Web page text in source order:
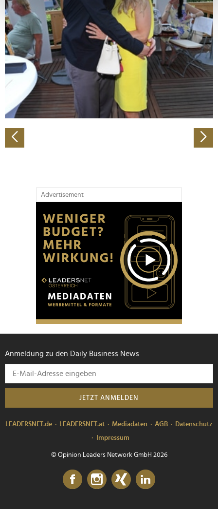
bestimmten Merkmalen (Fingerprinting) identifizieren
Erfahren Sie mehr darüber, wie Ihre persönlichen Daten
verarbeitet werden, und legen Sie Ihre Präferenzen im
Abschnitt Einzelheiten
fest.
Wir verwenden Cookies, um Inhalte und Anzeigen zu
personalisieren, Funktionen für soziale Medien anbieten
zu können und die Zugriffe auf unsere Website zu
analysieren. Außerdem geben wir Informationen zu Ihrer
Verwendung unserer Website an unsere Partner für
Partner führen diese Informationen möglicherweise mit
weiteren Daten zusammen, die Sie ihnen bereitgestellt
Advertisement
Anmeldung zu den Daily Business News
JETZT ANMELDEN
LEADERSNET.de LEADERSNET.at Mediadaten AGB
Datenschutz
Impressum
© Opinion Leaders Network GmbH 2026